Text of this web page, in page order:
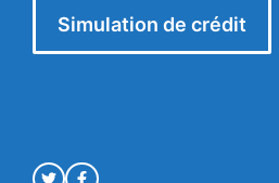
Simulation de crédit